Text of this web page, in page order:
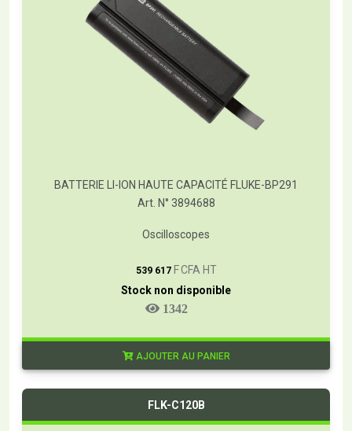
BATTERIE LI-ION HAUTE CAPACITÉ FLUKE-BP291
Art. N° 3894688
Oscilloscopes
539 617 F CFA HT
Stock non disponible
1342
AJOUTER AU PANIER
FLK-C120B